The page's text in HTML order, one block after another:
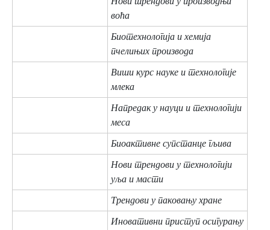
воћа
Биотехнологија и хемиja
пчелињих производа
Виши курс науке и технологије
млека
Напредак у науци и технологији
меса
Биоактивне супстанце гљива
Нови трендови у технологији
уља и масти
Tрендови у паковању хране
Иновативни приступ осигурању